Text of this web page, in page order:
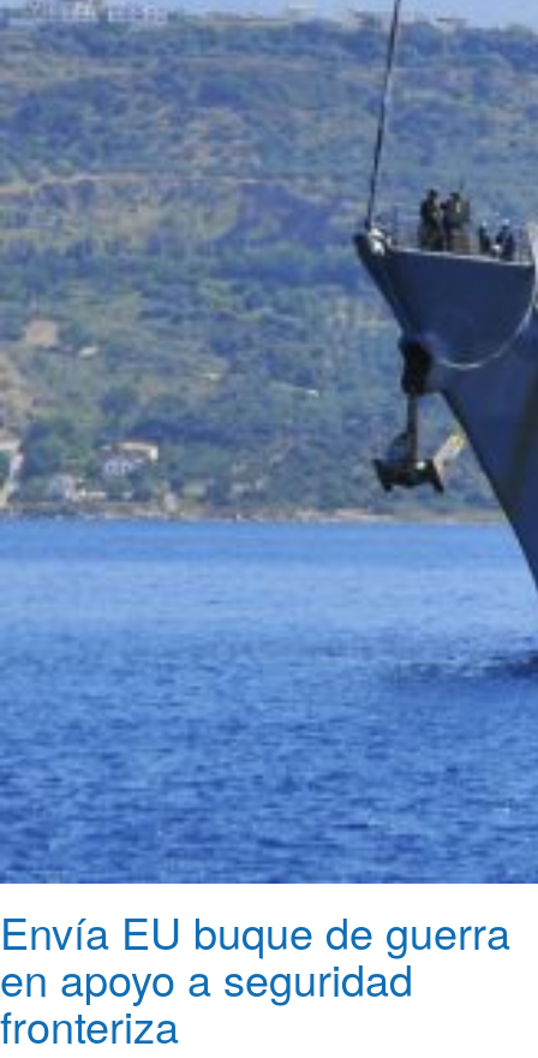
Envía EU buque de guerra
en apoyo a seguridad
fronteriza